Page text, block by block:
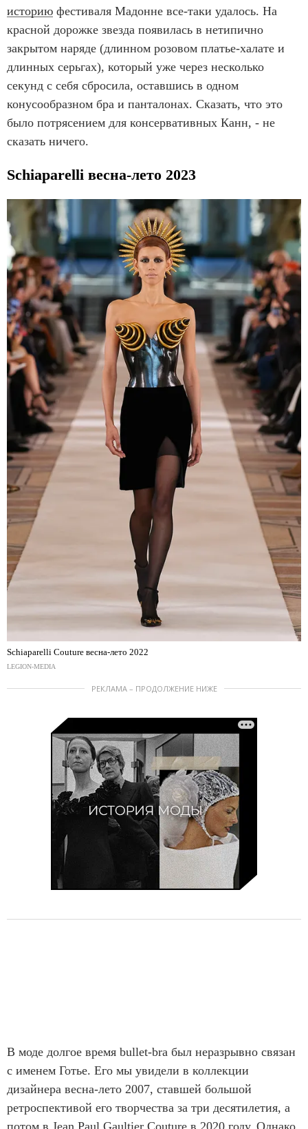
историю фестиваля Мадонне все-таки удалось. На
красной дорожке звезда появилась в нетипично
закрытом наряде (длинном розовом платье-халате и
длинных серьгах), который уже через несколько
секунд с себя сбросила, оставшись в одном
конусообразном бра и панталонах. Сказать, что это
было потрясением для консервативных Канн, - не
сказать ничего.
Schiaparelli весна-лето 2023
Schiaparelli Couture весна-лето 2022
LEGION-MEDIA
РЕКЛАМА – ПРОДОЛЖЕНИЕ НИЖЕ
В моде долгое время bullet-bra был неразрывно связан
с именем Готье. Его мы увидели в коллекции
дизайнера весна-лето 2007, ставшей большой
ретроспективой его творчества за три десятилетия, а
потом в Jean Paul Gaultier Couture в 2020 году. Однако